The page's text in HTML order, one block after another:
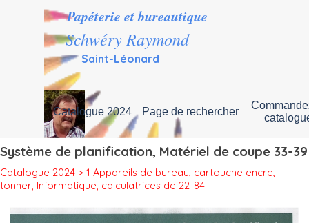
Papéterie et bureautique
Schwéry Raymond
Saint-Léonard
Catalogue 2024 ▼
Page de rechercher
Système de planification, Matériel de coupe 33-39
Catalogue 2024 > 1 Appareils de bureau, cartouche encre,
tonner, Informatique, calculatrices de 22-84